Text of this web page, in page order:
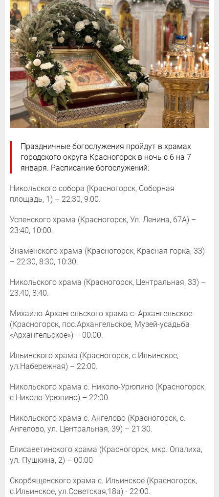
Праздничные богослужения пройдут в храмах
городского округа Красногорск в ночь с 6 на 7
января. Расписание богослужений:
Никольского собора (Красногорск, Соборная
площадь, 1) – 22:30, 9:00.
Успенского храма (Красногорск, Ул. Ленина, 67А) –
23:40, 10:00.
Знаменского храма (Красногорск, Красная горка, 33)
– 22:30, 8:30, 10:30.
Никольского храма (Красногорск, Центральная, 33) –
23:40, 8:40.
Михаило-Архангельского храма с. Архангельское
(Красногорск, пос.Архангельское, Музей-усадьба
«Архангельское») – 00:00.
Ильинского храма (Красногорск, с.Ильинское,
ул.Набережная) – 22:00.
Никольского храма с. Николо-Урюпино (Красногорск,
с.Николо-Урюпино) – 22:00.
Никольского храма с. Ангелово (Красногорск, с.
Ангелово, ул. Центральная, 39) – 21:30.
Елисаветинского храма (Красногорск, мкр. Опалиха,
ул. Пушкина, 2) – 00:00
Скорбященского храма с. Ильинское (Красногорск,
с.Ильинское, ул.Советская,18а) - 22:00.